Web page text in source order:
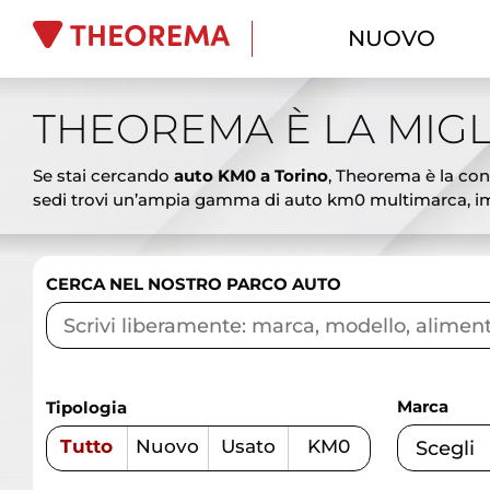
NUOVO
THEOREMA È LA
Se stai cercando auto KM0 a Torino, Theorema è la
sedi trovi un’ampia gamma di auto km0 multimarca,
ai SUV spaziosi, dalle berline eleganti ai veicoli
vantaggiosi. Le auto km0 Theorema rappresentano
garantire affidabilità e sicurezza. Vieni a scoprire le
competenza.
CERCA NEL NOSTRO PARCO AUTO
Tipologia
Tutto Nuovo Usato KM0
Marca